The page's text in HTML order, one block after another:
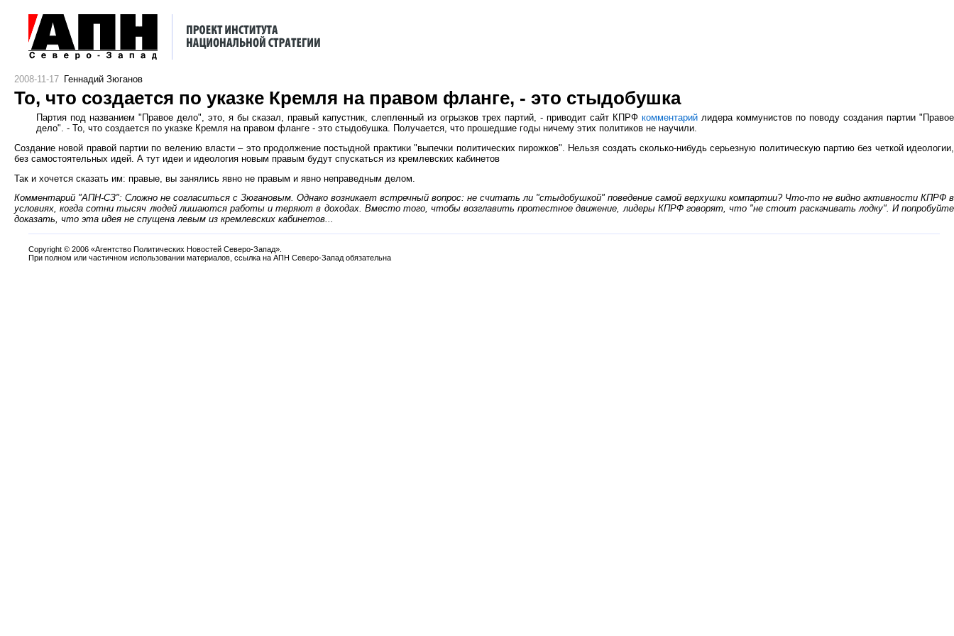
2008-11-17 Геннадий Зюганов
То, что создается по указке Кремля на правом фланге, - это стыдобушка
Партия под названием "Правое дело", это, я бы сказал, правый капустник, слепленный из огрызков трех партий, - приводит сайт КПРФ комментарий лидера коммунистов по поводу создания партии "Правое
дело". - То, что создается по указке Кремля на правом фланге - это стыдобушка. Получается, что прошедшие годы ничему этих политиков не научили.
Создание новой правой партии по велению власти – это продолжение постыдной практики "выпечки политических пирожков". Нельзя создать сколько-нибудь серьезную политическую партию без четкой идеологии,
без самостоятельных идей. А тут идеи и идеология новым правым будут спускаться из кремлевских кабинетов
Так и хочется сказать им: правые, вы занялись явно не правым и явно неправедным делом.
Комментарий "АПН-СЗ": Сложно не согласиться с Зюгановым. Однако возникает встречный вопрос: не считать ли "стыдобушкой" поведение самой верхушки компартии? Что-то не видно активности КПРФ в
условиях, когда сотни тысяч людей лишаются работы и теряют в доходах. Вместо того, чтобы возглавить протестное движение, лидеры КПРФ говорят, что "не стоит раскачивать лодку". И попробуйте
доказать, что эта идея не спущена левым из кремлевских кабинетов...
Copyright © 2006 «Агентство Политических Новостей Северо-Запад».
При полном или частичном использовании материалов, ссылка на АПН Северо-Запад обязательна